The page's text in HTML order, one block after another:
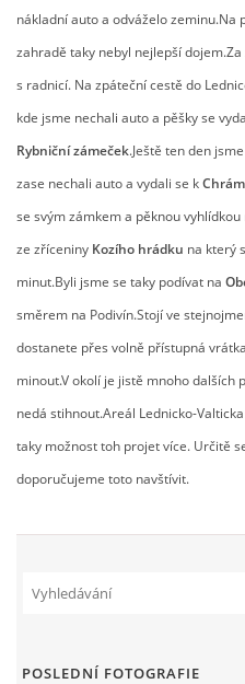
nákladní auto a odváželo zeminu.Na
zahradě taky nebyl nejlepší
s radnicí. Na zpáteční cestě do
kde jsme nechali auto a pěšky se
Rybniční zámeček.Ještě ten den
zase nechali auto a vydali se k
se svým zámkem a pěknou
ze zříceniny Kozího hrádku na který
minut.Byli jsme se taky podívat na
směrem na Podivín.Stojí ve
dostanete přes volně přístupná
minout.V okolí je jistě mnoho dalších
nedá stihnout.Areál Lednicko-
taky možnost toh projet více. Určitě
doporučujeme toto navštívit.
POSLEDNÍ FOTOGRAFIE